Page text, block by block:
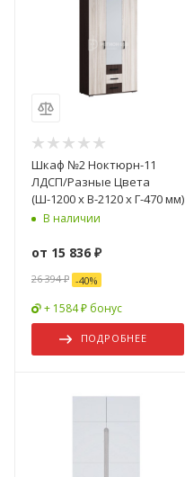
Шкаф №2 Ноктюрн-11
ЛДСП/Разные Цвета
(Ш-1200 х В-2120 х Г-470 мм)
В наличии
от 15 836 ₽
26 394 ₽ -40%
+ 1584 ₽ бонус
ПОДРОБНЕЕ